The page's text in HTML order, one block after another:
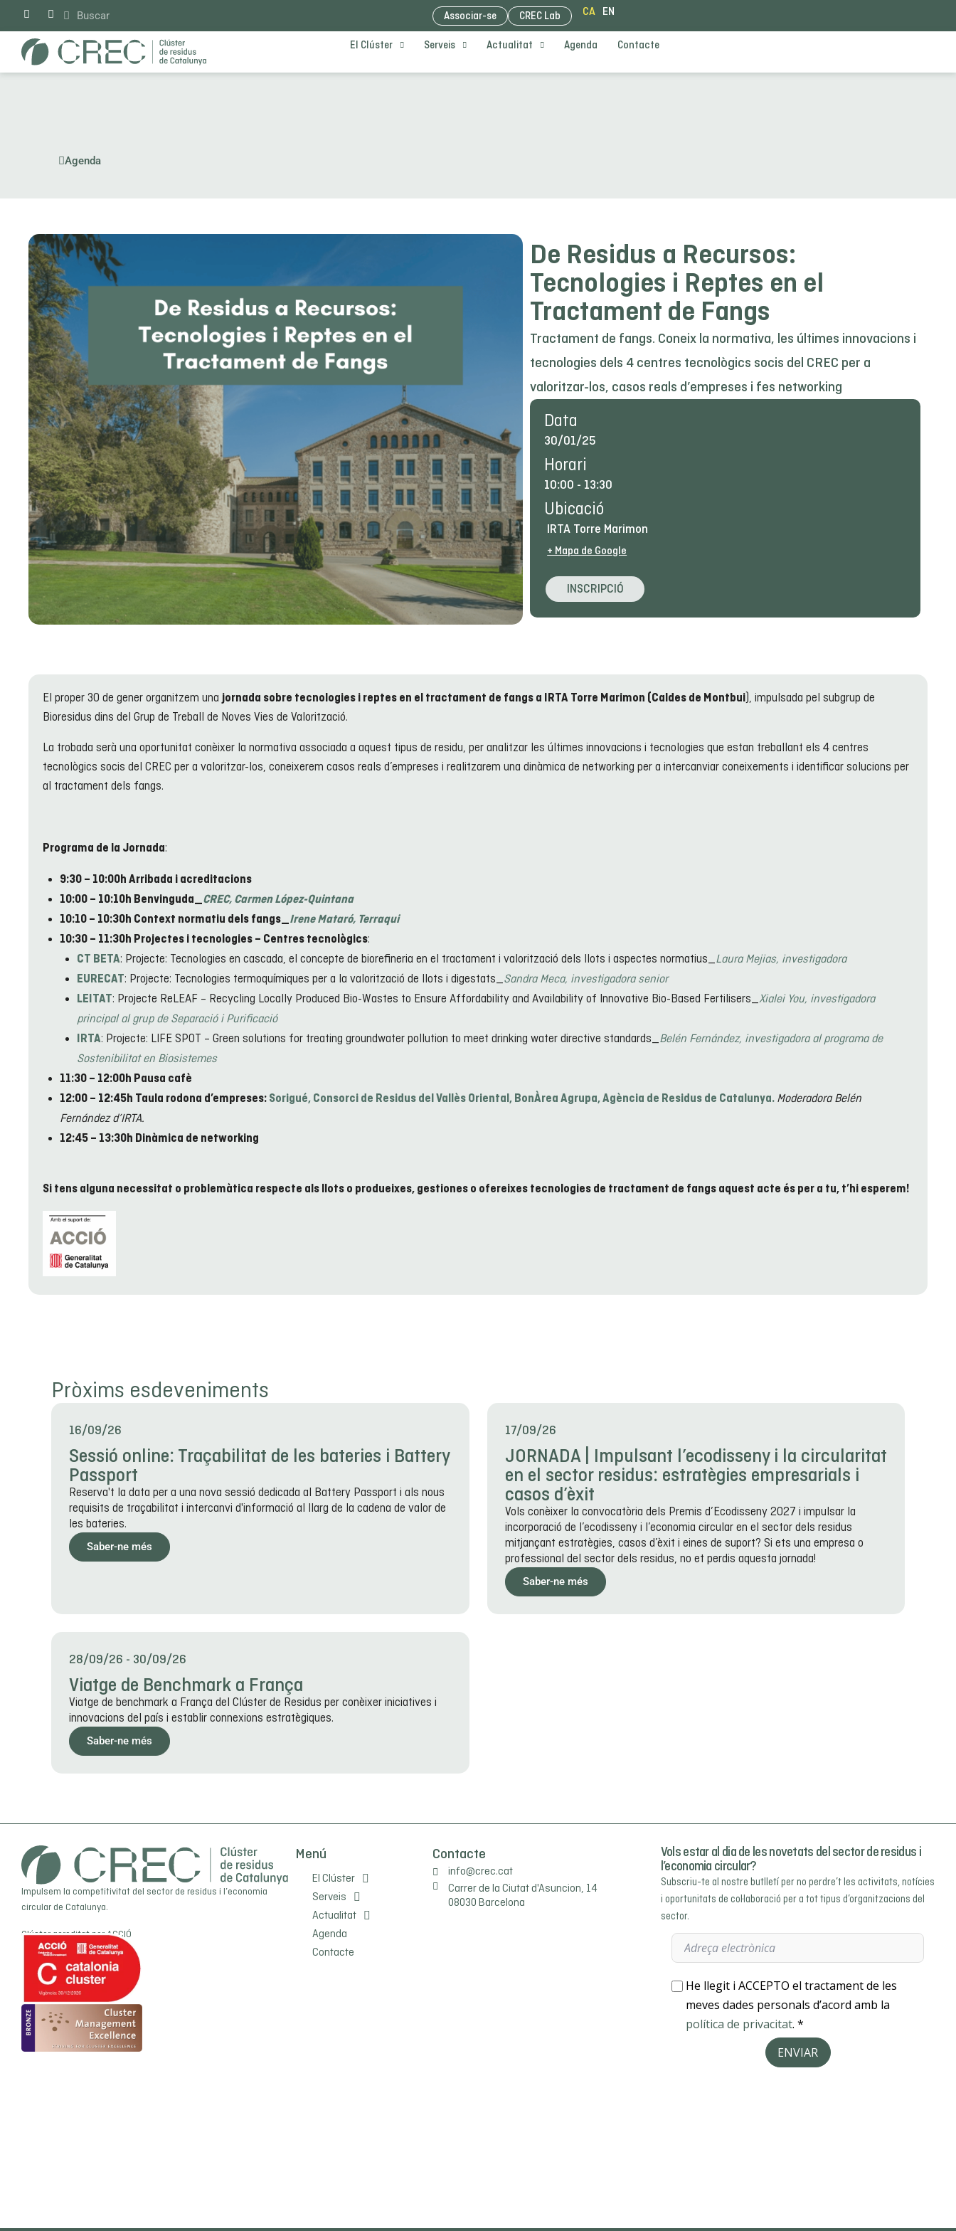
Vés
Associar-se CREC Lab CA EN
El Clúster Serveis Actualitat Agenda Contacte
Agenda
De Residus a Recursos:
Tecnologies i Reptes en el
Tractament de Fangs
Tractament de fangs. Coneix la normativa, les últimes innovacions i
tecnologies dels 4 centres tecnològics socis del CREC per a
valoritzar-los, casos reals d’empreses i fes networking
Data
30/01/25
Horari
10:00 - 13:30
Ubicació
IRTA Torre Marimon
+ Mapa de Google
INSCRIPCIÓ
El proper 30 de gener organitzem unajornada sobre tecnologies i reptes en el tractament de fangs a IRTA Torre Marimon (Caldes de Montbui), impulsada pel subgrup de
Bioresidus dins del Grup de Treball de Noves Vies de Valorització.
La trobada serà una oportunitat conèixer la normativa associada a aquest tipus de residu, per analitzar les últimes innovacions i tecnologies que estan treballant els 4 centres
tecnològics socis del CREC per a valoritzar-los, coneixerem casos reals d’empreses i realitzarem una dinàmica de networking per a intercanviar coneixements i identificar solucions per
al tractament dels fangs.
Programa de la Jornada:
9:30 – 10:00h Arribada i acreditacions
10:00 – 10:10h Benvinguda_CREC, Carmen López-Quintana
10:10 – 10:30h Context normatiu dels fangs_Irene Mataró, Terraqui
10:30 – 11:30h Projectes i tecnologies – Centres tecnològics:
CT BETA: Projecte: Tecnologies en cascada, el concepte de biorefineria en el tractament i valorització dels llots i aspectes normatius_Laura Mejias, investigadora
EURECAT: Projecte: Tecnologies termoquímiques per a la valorització de llots i digestats_Sandra Meca, investigadora senior
LEITAT: Projecte ReLEAF – Recycling Locally Produced Bio-Wastes to Ensure Affordability and Availability of Innovative Bio-Based Fertilisers_Xialei You, investigadora
principal al grup de Separació i Purificació
IRTA: Projecte: LIFE SPOT – Green solutions for treating groundwater pollution to meet drinking water directive standards_Belén Fernández, investigadora al programa de
Sostenibilitat en Biosistemes
11:30 – 12:00h Pausa cafè
12:00 – 12:45h Taula rodona d’empreses: Sorigué, Consorci de Residus del Vallès Oriental, BonÀrea Agrupa, Agència de Residus de Catalunya. Moderadora Belén
Fernández d’IRTA.
12:45 – 13:30h Dinàmica de networking
Si tens alguna necessitat o problemàtica respecte als llots o produeixes, gestiones o ofereixes tecnologies de tractament de fangs aquest acte és per a tu, t’hi esperem!
Pròxims esdeveniments
16/09/26
Sessió online: Traçabilitat de les bateries i Battery
Passport
Reserva't la data per a una nova sessió dedicada al Battery Passport i als nous
requisits de traçabilitat i intercanvi d'informació al llarg de la cadena de valor de
les bateries.
Saber-ne més
17/09/26
JORNADA | Impulsant l’ecodisseny i la circularitat
en el sector residus: estratègies empresarials i
casos d’èxit
Vols conèixer la convocatòria dels Premis d’Ecodisseny 2027 i impulsar la
incorporació de l’ecodisseny i l’economia circular en el sector dels residus
mitjançant estratègies, casos d’èxit i eines de suport? Si ets una empresa o
professional del sector dels residus, no et perdis aquesta jornada!
Saber-ne més
28/09/26 - 30/09/26
Viatge de Benchmark a França
Viatge de benchmark a França del Clúster de Residus per conèixer iniciatives i
innovacions del país i establir connexions estratègiques.
Saber-ne més
Impulsem la competitivitat del sector de residus i l’economia
circular de Catalunya.
Clúster acreditat perACCIÓ
Menú
El Clúster
Serveis
Actualitat
Agenda
Contacte
Contacte
info@crec.cat
Carrer de la Ciutat d'Asuncion, 14
08030 Barcelona
Vols estar al dia de les novetats del sector de residus i
l’economia circular?
Subscriu-te al nostre butlletí per no perdre’t les activitats, notícies
i oportunitats de col·laboració per a tot tipus d’organitzacions del
sector.